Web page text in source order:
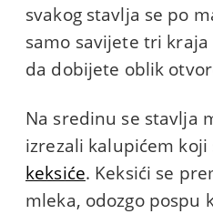
svakog stavlja se po
samo savijete tri
da dobijete oblik
Na sredinu se stavlja
izrezali kalupićem koji
keksiće. Keksići se
mleka, odozgo pospu